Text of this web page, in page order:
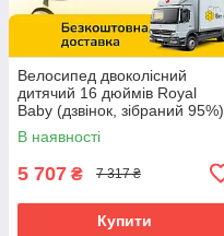
Велосипед двоколісний
дитячий 16 дюймів Royal
Baby (дзвінок, зібраний 95%)
7TH FREESTYLE RB16B-6P
Рожевий
В наявності
5 707 ₴ 7 317 ₴
Купити